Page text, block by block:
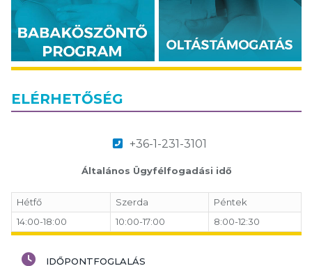
ELÉRHETŐSÉG
+36-1-231-3101
Általános Ügyfélfogadási idő
Hétfő Szerda
Péntek
14:00-18:00
10:00-17:00 8:00-12:30
IDŐPONTFOGLALÁS